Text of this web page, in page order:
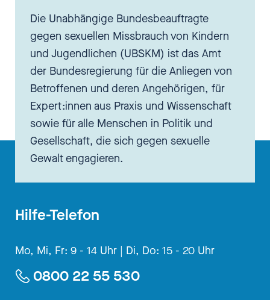
Die Unabhängige Bundesbeauftragte
gegen sexuellen Missbrauch von Kindern
und Jugendlichen (UBSKM) ist das Amt
der Bundesregierung für die Anliegen von
Betroffenen und deren Angehörigen, für
Expert:innen aus Praxis und Wissenschaft
sowie für alle Menschen in Politik und
Gesellschaft, die sich gegen sexuelle
Gewalt engagieren.
Hilfe-Telefon
Mo, Mi, Fr: 9 - 14 Uhr | Di, Do: 15 - 20 Uhr
0800 22 55 530